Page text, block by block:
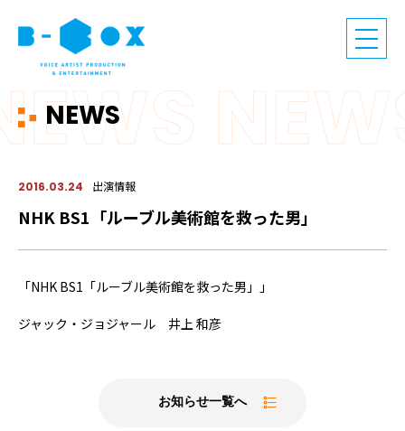
NEWS
2016.03.24 出演情報
NHK BS1「ルーブル美術館を救った男」
「NHK BS1「ルーブル美術館を救った男」」
ジャック・ジョジャール 井上 和彦
お知らせ一覧へ